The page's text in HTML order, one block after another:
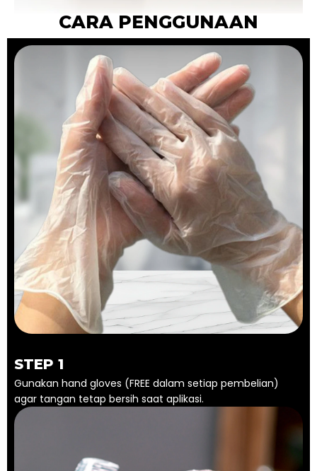
CARA PENGGUNAAN
STEP 1
Gunakan hand gloves (FREE dalam setiap pembelian)
agar tangan tetap bersih saat aplikasi.